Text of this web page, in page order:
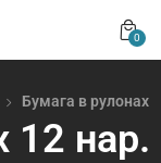
0
Бумага в рулонах
12 нар.